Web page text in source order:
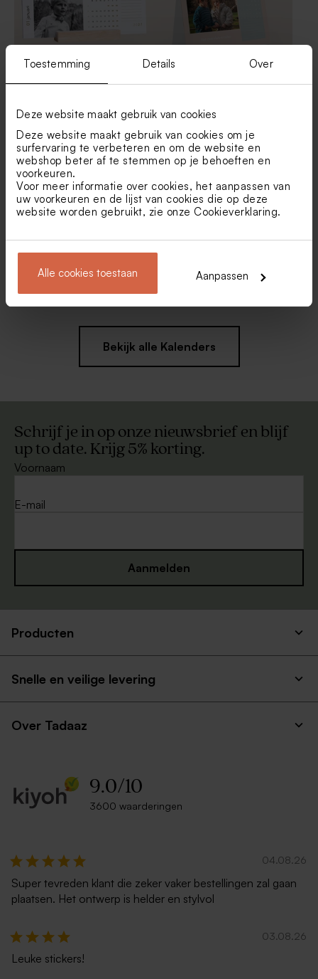
Toestemming Details Over
Deze website maakt gebruik van cookies
Deze website maakt gebruik van cookies om je
surfervaring te verbeteren en om de website en
webshop beter af te stemmen op je behoeften en
voorkeuren.
Voor meer informatie over cookies, het aanpassen van
uw voorkeuren en de lijst van cookies die op deze
website worden gebruikt, zie onze Cookieverklaring.
Alle cookies toestaan Aanpassen
voet
Hippe A4 fotokalender
Hippe jaarkalender met
natuurpapierlook en foto's
Bekijk alle Kalenders
Schrijf je in op onze nieuwsbrief en blijf
up to date. Krijg 5% korting.
Voornaam
E-mail
Aanmelden
Producten
Snelle en veilige levering
Over Tadaaz
9.0/10
3600 waarderingen
04.08.26
Super tevreden klant die zeker vaker bestellingen zal gaan
plaatsen. Het ontwerp is helder en stylvol
03.08.26
Leuke stickers!